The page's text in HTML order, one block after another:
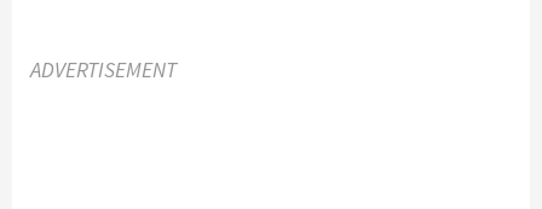
ADVERTISEMENT